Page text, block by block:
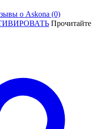
о Askona (0)
Прочитайте